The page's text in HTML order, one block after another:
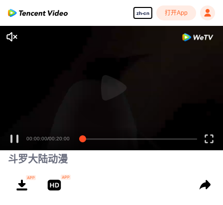
zh-cn 打开App
00:00:00/00:20:00
斗罗大陆动漫